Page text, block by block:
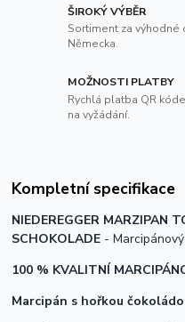
ŠIROKÝ VÝBĚR
Sortiment za výhodné
Německa.
MOŽNOSTI PLATBY
Rychlá platba QR
na vyžádání.
Kompletní specifikace
NIEDEREGGER MARZIPAN
SCHOKOLADE -
100 % KVALITNÍ
Marcipán s hořkou